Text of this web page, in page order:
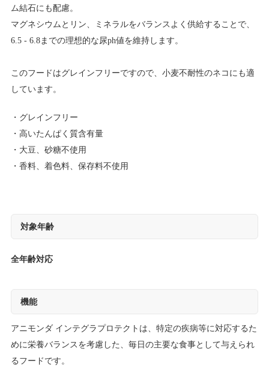
ム結石にも配慮。
マグネシウムとリン、ミネラルをバランスよく供給することで、
6.5 - 6.8までの理想的な尿ph値を維持します。
このフードはグレインフリーですので、小麦不耐性のネコにも適
しています。
グレインフリー
高いたんぱく質含有量
大豆、砂糖不使用
香料、着色料、保存料不使用
対象年齢
全年齢対応
機能
アニモンダ インテグラプロテクトは、特定の疾病等に対応するた
めに栄養バランスを考慮した、毎日の主要な食事として与えられ
るフードです。